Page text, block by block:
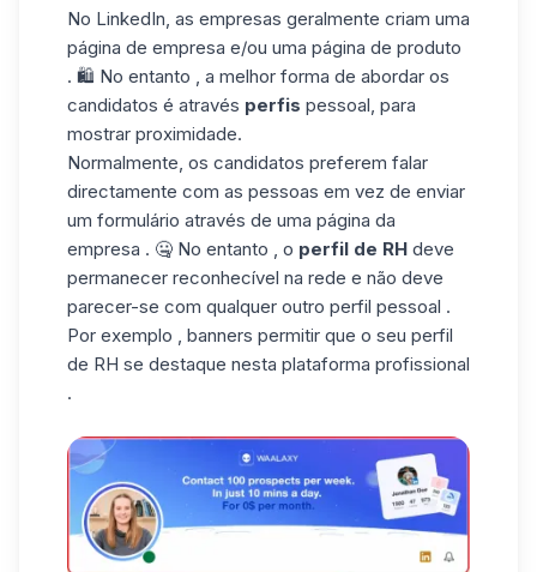
No LinkedIn, as empresas geralmente criam uma
página de empresa e/ou uma página de produto
. 🛍️ No entanto , a melhor forma de abordar os
candidatos é através perfis pessoal, para
mostrar proximidade.
Normalmente, os candidatos preferem falar
directamente com as pessoas em vez de enviar
um formulário através de uma página da
empresa . 🤐 No entanto , o perfil de RH deve
permanecer reconhecível na rede e não deve
parecer-se com qualquer outro perfil pessoal .
Por exemplo , banners permitir que o seu perfil
de RH se destaque nesta plataforma profissional
.